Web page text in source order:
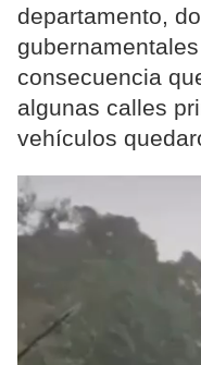
departamento,
consecuencia
algunas calles
vehículos